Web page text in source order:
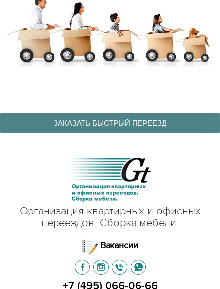
ЗАКАЗАТЬ БЫСТРЫЙ ПЕРЕЕЗД
Организация квартирных и офисных
переездов. Сборка мебели.
Вакансии
+7 (495) 066-06-66